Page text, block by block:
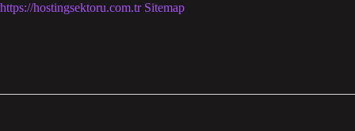
https://hostingsektoru.com.tr Sitemap